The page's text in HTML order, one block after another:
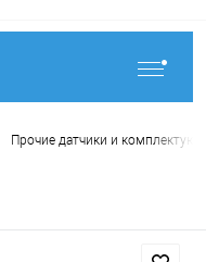
Прочие датчики и